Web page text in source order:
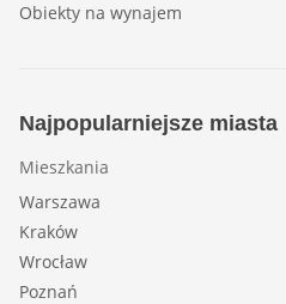
Obiekty na wynajem
Najpopularniejsze miasta
Mieszkania
Warszawa
Kraków
Wrocław
Poznań